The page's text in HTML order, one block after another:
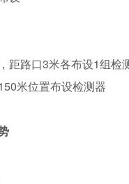
距路口3米各布设1组检
米位置布设检测器